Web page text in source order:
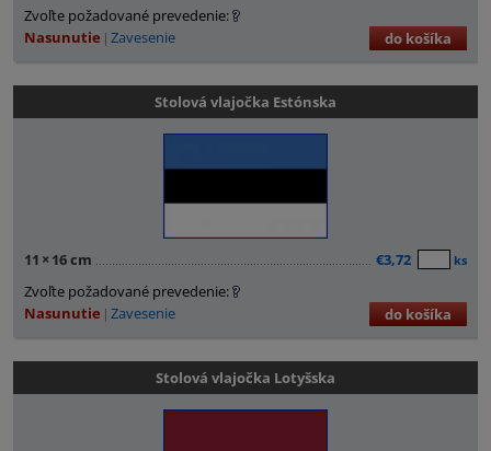
Zvoľte požadované prevedenie:
Nasunutie Zavesenie do košíka
Stolová vlajočka Estónska
11 × 16 cm €3,72 ks
Zvoľte požadované prevedenie:
Nasunutie Zavesenie do košíka
Stolová vlajočka Lotyšska